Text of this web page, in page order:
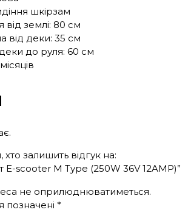
шкірзам
від землі: 80 см
від деки: 35 см
до руля: 60 см
залишить відгук на:
E-scooter M Type (250W 36V 12AMP)”
не оприлюднюватиметься.
позначені *